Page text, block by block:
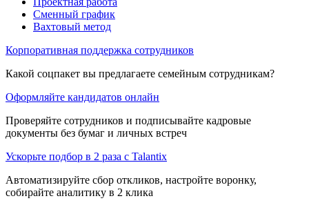
Сменный график
Вахтовый метод
Корпоративная поддержка сотрудников
Какой соцпакет вы предлагаете семейным сотрудникам?
Оформляйте кандидатов онлайн
Проверяйте сотрудников и подписывайте кадровые
документы без бумаг и личных встреч
Ускорьте подбор в 2 раза с Talantix
Автоматизируйте сбор откликов, настройте воронку,
собирайте аналитику в 2 клика